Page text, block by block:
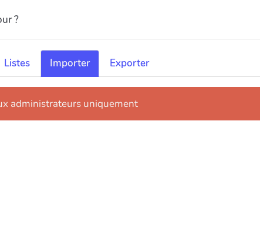
?
Listes Importer Exporter
administrateurs uniquement